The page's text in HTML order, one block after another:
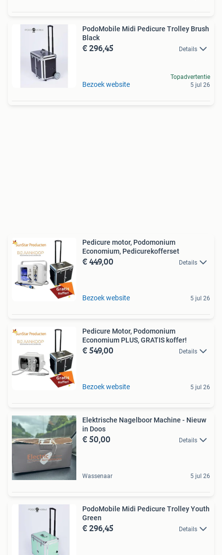
PodoMobile Midi Pedicure Trolley Brush
Black
€ 296,45 Details
Bezoek website
Topadvertentie
5 jul 26
Pedicure motor, Podomonium
Economium, Pedicurekofferset
€ 449,00 Details
Bezoek website 5 jul 26
Pedicure Motor, Podomonium
Economium PLUS, GRATIS koffer!
€ 549,00 Details
Bezoek website 5 jul 26
Elektrische Nagelboor Machine - Nieuw
in Doos
€ 50,00 Details
Wassenaar 5 jul 26
PodoMobile Midi Pedicure Trolley Youth
Green
€ 296,45 Details